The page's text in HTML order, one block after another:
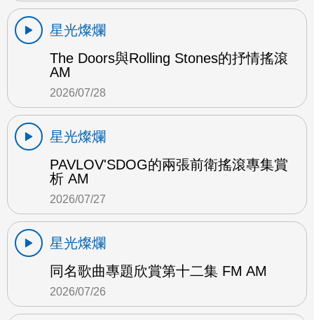
星光燦爛
The Doors與Rolling Stones的抒情搖滾
AM
2026/07/28
星光燦爛
PAVLOV'SDOG的兩張前衛搖滾專集賞
析 AM
2026/07/27
星光燦爛
同名歌曲專題欣賞第十二集 FM AM
2026/07/26